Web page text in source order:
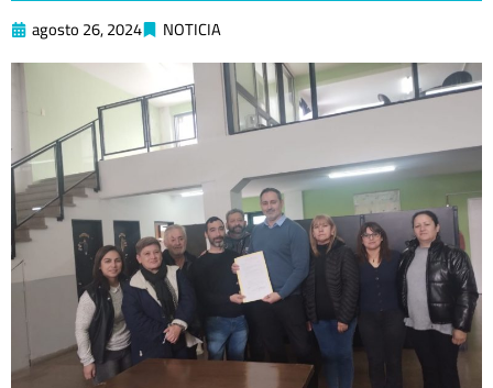
agosto 26, 2024 NOTICIA